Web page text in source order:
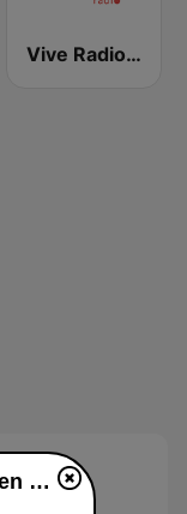
Vive Radio Burgos
Cadena SER Miranda en vivo